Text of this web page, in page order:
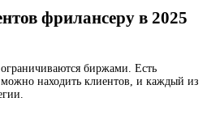
фрилансеру в 2025
биржами. Есть
находить клиентов, и каждый из